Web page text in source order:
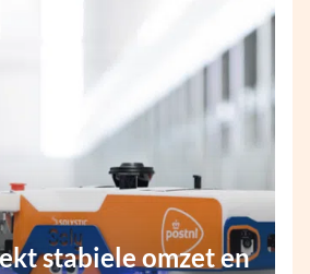
stabiele omzet en